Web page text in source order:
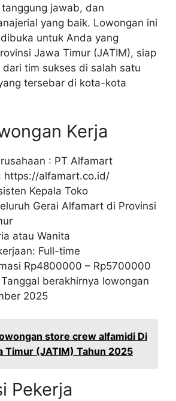
jawab, dan
yang baik. Lowongan ini
untuk Anda yang
Jawa Timur (JATIM), siap
tim sukses di salah satu
tersebar di kota-kota
Kerja
: PT Alfamart
https://alfamart.co.id/
Kepala Toko
Gerai Alfamart di Provinsi
atau Wanita
Full-time
Rp4800000 – Rp5700000
berakhirnya lowongan
2025
store crew alfamidi Di
Timur (JATIM) Tahun 2025
Pekerja